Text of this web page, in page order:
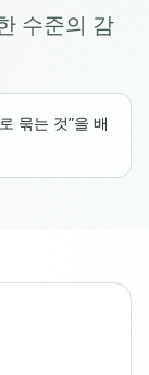
수준의 감
묶는 것”을 배